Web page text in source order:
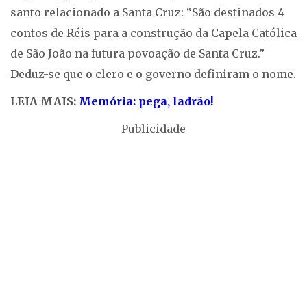
santo relacionado a Santa Cruz: “São destinados 4
contos de Réis para a construção da Capela Católica
de São João na futura povoação de Santa Cruz.”
Deduz-se que o clero e o governo definiram o nome.
LEIA MAIS: Memória: pega, ladrão!
Publicidade